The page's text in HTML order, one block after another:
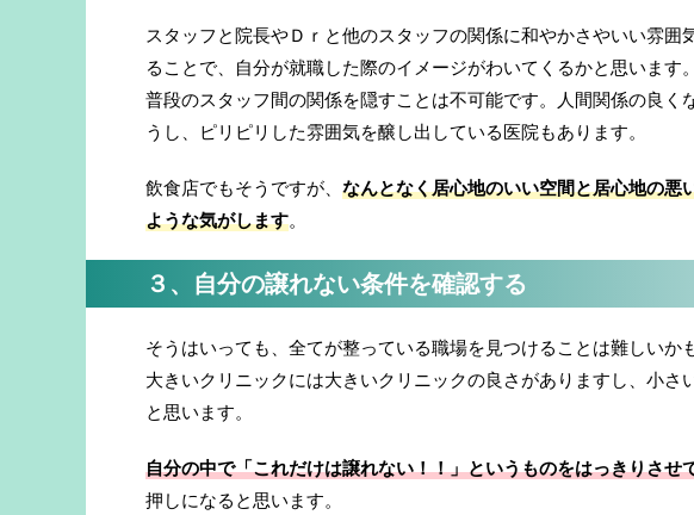
スタッフと院長やＤｒと他のスタッフの関係に和やかさやいい雰
ることで、自分が就職した際のイメージがわいてくるかと思います。
普段のスタッフ間の関係を隠すことは不可能です。人間関係の良
うし、ピリピリした雰囲気を醸し出している医院もあります。
飲食店でもそうですが、 なんとなく居心地のいい空間と居心地の悪
ような気がします。
３、自分の譲れない条件を確認する
そうはいっても、全てが整っている職場を見つけることは難しいか
大きいクリニックには大きいクリニックの良さがありますし、小
と思います。
自分の中で「これだけは譲れない！！」というものをはっきりさせ
押しになると思います。